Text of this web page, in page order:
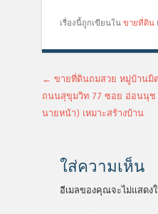
เรื่องนี้ถูกเขียนใน ขายที่ดิน
เมนูนำทางเ
← ขายที่ดินถมสวย หมู่บ้านมิ
ถนนสุขุมวิท 77 ซอย อ่อนนุช
นายหน้า) เหมาะสร้างบ้าน
ใส่ความเห็น
อีเมลของคุณจะไม่แสดง